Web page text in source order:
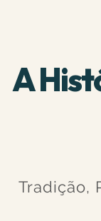
A
Tradição,